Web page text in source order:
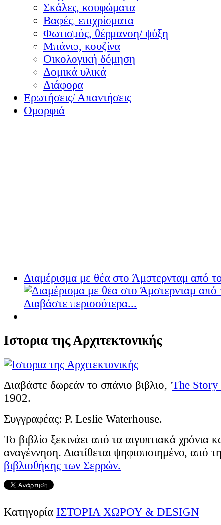
Σκάλες, κουφώματα
Βαφές, επιχρίσματα
Φωτισμός, θέρμανση/ ψύξη
Μπάνιο, κουζίνα
Οικολογική δόμηση
Δομικά υλικά
Διάφορα
Ερωτήσεις/ Απαντήσεις
Ομορφιά
Διαμέρισμα με θέα στο Άμστερνταμ από
Διαβάστε περισσότερα...
Ιστορια της Αρχιτεκτονικής
Διαβάστε δωρεάν το σπάνιο βιβλιο, 'The
1902.
Συγγραφέας: P. Leslie Waterhouse.
Το βιβλίο ξεκινάει από τα αιγυπτιακά χρόνια
αναγέννηση. Διατίθεται ψηφιοποιημένο, από
βιβλιοθήκης των Σερρών.
Κατηγορία ΙΣΤΟΡΙΑ ΧΩΡΟΥ & DESIGN